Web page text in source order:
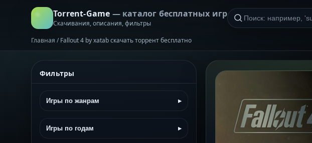
Torrent-Game — каталог бесплатных игр
Скачивания, описания, фильтры
Главная / Fallout 4 by xatab скачать торрент бесплатно
Фильтры
Игры по жанрам ▸
Игры по годам ▸